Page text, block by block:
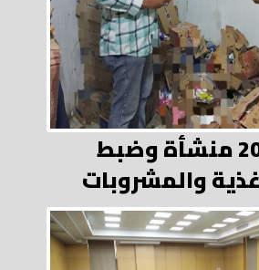
المرور على 200 منشأة وضبط
والمشروبات